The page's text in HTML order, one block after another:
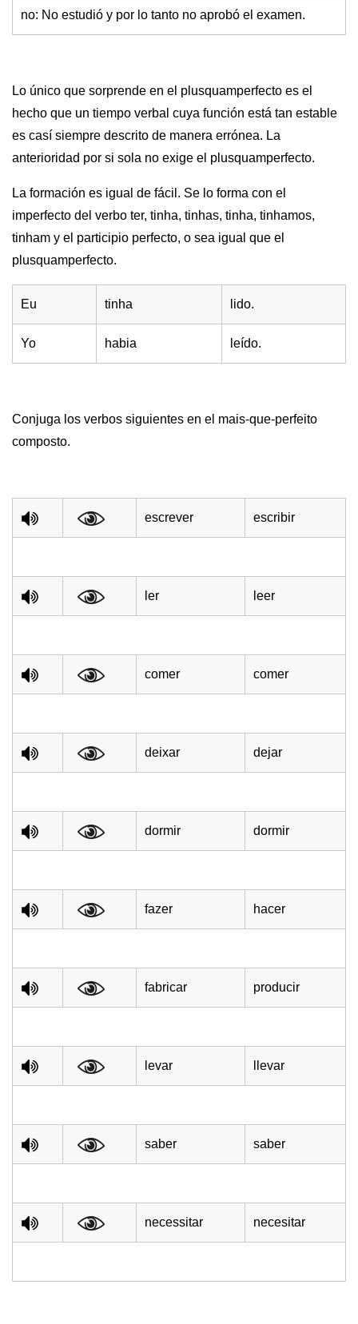
no: No estudió y por lo tanto no aprobó el examen.
Lo único que sorprende en el plusquamperfecto es el
hecho que un tiempo verbal cuya función está tan estable
es casí siempre descrito de manera errónea. La
anterioridad por si sola no exige el plusquamperfecto.
La formación es igual de fácil. Se lo forma con el
imperfecto del verbo ter, tinha, tinhas, tinha, tinhamos,
tinham y el participio perfecto, o sea igual que el
plusquamperfecto.
Eu tinha lido.
Yo habia leído.
Conjuga los verbos siguientes en el mais-que-perfeito
composto.
escrever escribir
ler leer
comer comer
deixar dejar
dormir dormir
fazer hacer
fabricar producir
levar llevar
saber saber
necessitar necesitar